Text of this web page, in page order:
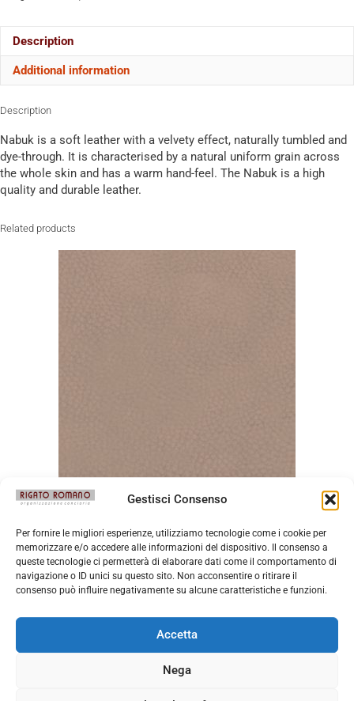
Gestisci Consenso
Per fornire le migliori esperienze, utilizziamo tecnologie come i cookie per
memorizzare e/o accedere alle informazioni del dispositivo. Il consenso a
queste tecnologie ci permetterà di elaborare dati come il comportamento di
navigazione o ID unici su questo sito. Non acconsentire o ritirare il
consenso può influire negativamente su alcune caratteristiche e funzioni.
Accetta
Nega
Description
Additional information
Description
Nabuk is a soft leather with a velvety effect, naturally tumbled and
dye-through. It is characterised by a natural uniform grain across
the whole skin and has a warm hand-feel. The Nabuk is a high
quality and durable leather.
Related products
Nabuk Malva